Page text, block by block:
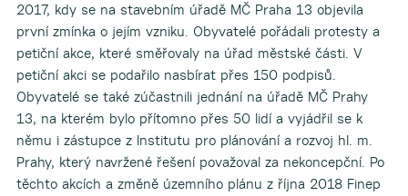
2017, kdy se na stavebním úřadě MČ Praha 13 objevila
první zmínka o jejím vzniku. Obyvatelé pořádali protesty a
petiční akce, které směřovaly na úřad městské části. V
petiční akci se podařilo nasbírat přes 150 podpisů.
Obyvatelé se také zúčastnili jednání na úřadě MČ Prahy
13, na kterém bylo přítomno přes 50 lidí a vyjádřil se k
němu i zástupce z Institutu pro plánování a rozvoj hl. m.
Prahy, který navržené řešení považoval za nekoncepční. Po
těchto akcích a změně územního plánu z října 2018 Finep